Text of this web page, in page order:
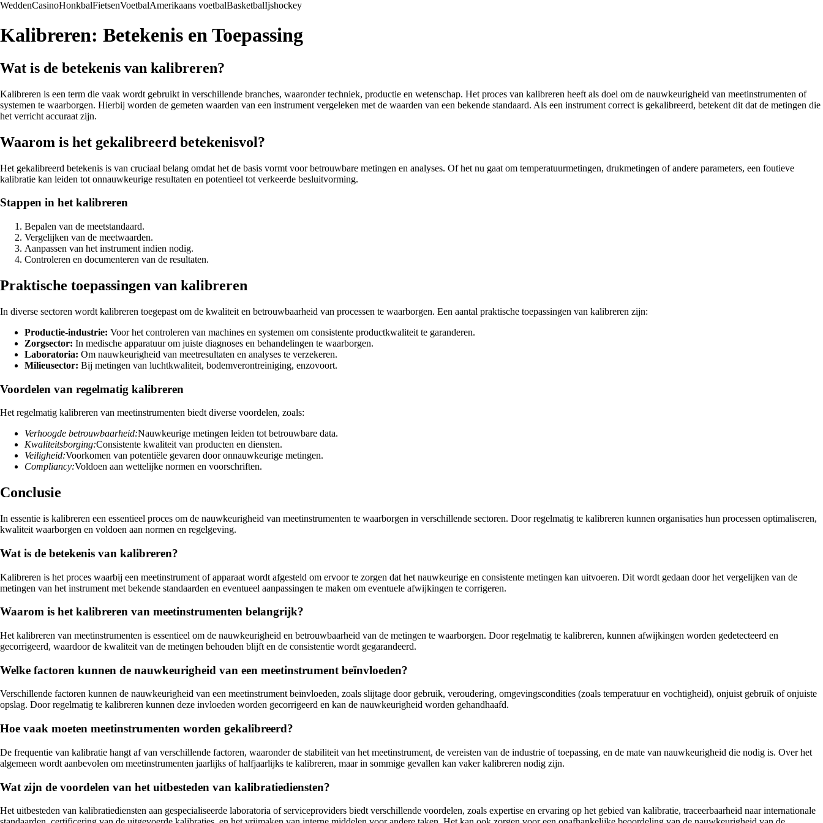
WeddenCasinoHonkbalFietsenVoetbalAmerikaans voetbalBasketbalIjshockey
Kalibreren: Betekenis en Toepassing
Wat is de betekenis van kalibreren?
Kalibreren is een term die vaak wordt gebruikt in verschillende branches, waaronder techniek, productie en wetenschap. Het proces van kalibreren heeft als doel om de nauwkeurigheid van meetinstrumenten of
systemen te waarborgen. Hierbij worden de gemeten waarden van een instrument vergeleken met de waarden van een bekende standaard. Als een instrument correct is gekalibreerd, betekent dit dat de metingen die
het verricht accuraat zijn.
Waarom is het gekalibreerd betekenisvol?
Het gekalibreerd betekenis is van cruciaal belang omdat het de basis vormt voor betrouwbare metingen en analyses. Of het nu gaat om temperatuurmetingen, drukmetingen of andere parameters, een foutieve
kalibratie kan leiden tot onnauwkeurige resultaten en potentieel tot verkeerde besluitvorming.
Stappen in het kalibreren
Bepalen van de meetstandaard.
Vergelijken van de meetwaarden.
Aanpassen van het instrument indien nodig.
Controleren en documenteren van de resultaten.
Praktische toepassingen van kalibreren
In diverse sectoren wordt kalibreren toegepast om de kwaliteit en betrouwbaarheid van processen te waarborgen. Een aantal praktische toepassingen van kalibreren zijn:
Productie-industrie: Voor het controleren van machines en systemen om consistente productkwaliteit te garanderen.
Zorgsector: In medische apparatuur om juiste diagnoses en behandelingen te waarborgen.
Laboratoria: Om nauwkeurigheid van meetresultaten en analyses te verzekeren.
Milieusector: Bij metingen van luchtkwaliteit, bodemverontreiniging, enzovoort.
Voordelen van regelmatig kalibreren
Het regelmatig kalibreren van meetinstrumenten biedt diverse voordelen, zoals:
Verhoogde betrouwbaarheid:Nauwkeurige metingen leiden tot betrouwbare data.
Kwaliteitsborging:Consistente kwaliteit van producten en diensten.
Veiligheid:Voorkomen van potentiële gevaren door onnauwkeurige metingen.
Compliancy:Voldoen aan wettelijke normen en voorschriften.
Conclusie
In essentie is kalibreren een essentieel proces om de nauwkeurigheid van meetinstrumenten te waarborgen in verschillende sectoren. Door regelmatig te kalibreren kunnen organisaties hun processen optimaliseren,
kwaliteit waarborgen en voldoen aan normen en regelgeving.
Wat is de betekenis van kalibreren?
Kalibreren is het proces waarbij een meetinstrument of apparaat wordt afgesteld om ervoor te zorgen dat het nauwkeurige en consistente metingen kan uitvoeren. Dit wordt gedaan door het vergelijken van de
metingen van het instrument met bekende standaarden en eventueel aanpassingen te maken om eventuele afwijkingen te corrigeren.
Waarom is het kalibreren van meetinstrumenten belangrijk?
Het kalibreren van meetinstrumenten is essentieel om de nauwkeurigheid en betrouwbaarheid van de metingen te waarborgen. Door regelmatig te kalibreren, kunnen afwijkingen worden gedetecteerd en
gecorrigeerd, waardoor de kwaliteit van de metingen behouden blijft en de consistentie wordt gegarandeerd.
Welke factoren kunnen de nauwkeurigheid van een meetinstrument beïnvloeden?
Verschillende factoren kunnen de nauwkeurigheid van een meetinstrument beïnvloeden, zoals slijtage door gebruik, veroudering, omgevingscondities (zoals temperatuur en vochtigheid), onjuist gebruik of onjuiste
opslag. Door regelmatig te kalibreren kunnen deze invloeden worden gecorrigeerd en kan de nauwkeurigheid worden gehandhaafd.
Hoe vaak moeten meetinstrumenten worden gekalibreerd?
De frequentie van kalibratie hangt af van verschillende factoren, waaronder de stabiliteit van het meetinstrument, de vereisten van de industrie of toepassing, en de mate van nauwkeurigheid die nodig is. Over het
algemeen wordt aanbevolen om meetinstrumenten jaarlijks of halfjaarlijks te kalibreren, maar in sommige gevallen kan vaker kalibreren nodig zijn.
Wat zijn de voordelen van het uitbesteden van kalibratiediensten?
Het uitbesteden van kalibratiediensten aan gespecialiseerde laboratoria of serviceproviders biedt verschillende voordelen, zoals expertise en ervaring op het gebied van kalibratie, traceerbaarheid naar internationale